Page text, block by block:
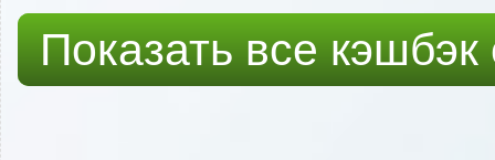
Показать все